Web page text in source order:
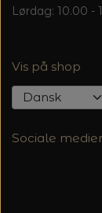
Lørdag: 10.00 -
Vis på shop
Sociale medier